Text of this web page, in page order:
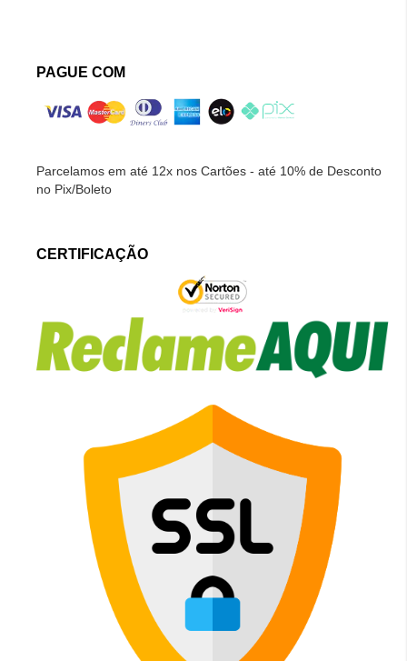
PAGUE COM
Parcelamos em até 12x nos Cartões - até 10% de Desconto
no Pix/Boleto
CERTIFICAÇÃO